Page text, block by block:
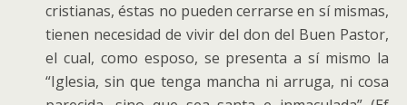
cristianas, éstas no pueden cerrarse en sí mismas,
tienen necesidad de vivir del don del Buen Pastor,
el cual, como esposo, se presenta a sí mismo la
“Iglesia, sin que tenga mancha ni arruga, ni cosa